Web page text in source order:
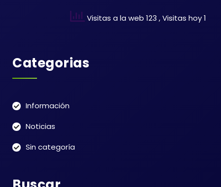
Visitas a la web 123 , Visitas hoy 1
Categorias
Información
Noticias
Sin categoría